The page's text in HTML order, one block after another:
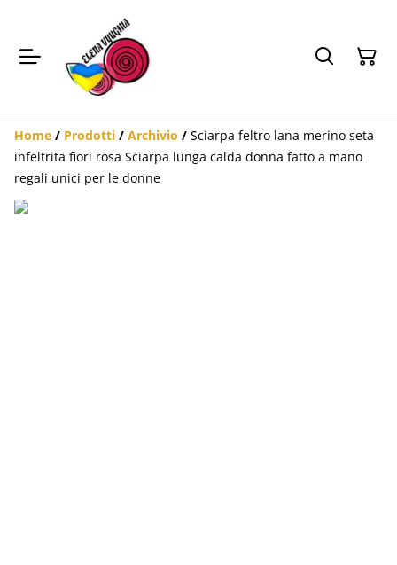
Home / Prodotti / Archivio / Sciarpa feltro lana merino seta
infeltrita fiori rosa Sciarpa lunga calda donna fatto a mano
regali unici per le donne